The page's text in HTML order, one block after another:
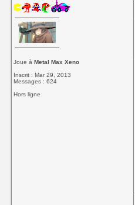
Joue àMetal Max Xeno
Inscrit : Mar 29, 2013
Messages : 624
Hors ligne